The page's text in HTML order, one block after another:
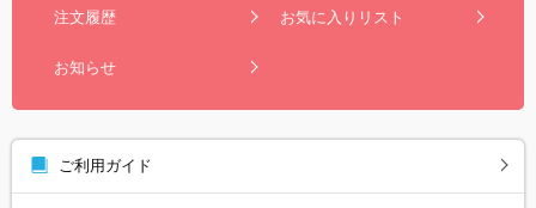
注文履歴 お気に入りリスト
お知らせ
ご利用ガイド